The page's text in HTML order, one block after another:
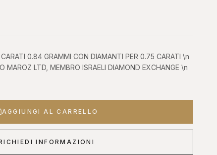
Bracciali
DETTAGLI PREZIOSI
Orecchini
LUCE E MOVIMENTO
ONLINE
0.84 GRAMMI CON DIAMANTI PER 0.75 CARATI \n
MAROZ LTD, MEMBRO ISRAELI DIAMOND EXCHANGE \n
AGGIUNGI AL CARRELLO
INFORMAZIONI